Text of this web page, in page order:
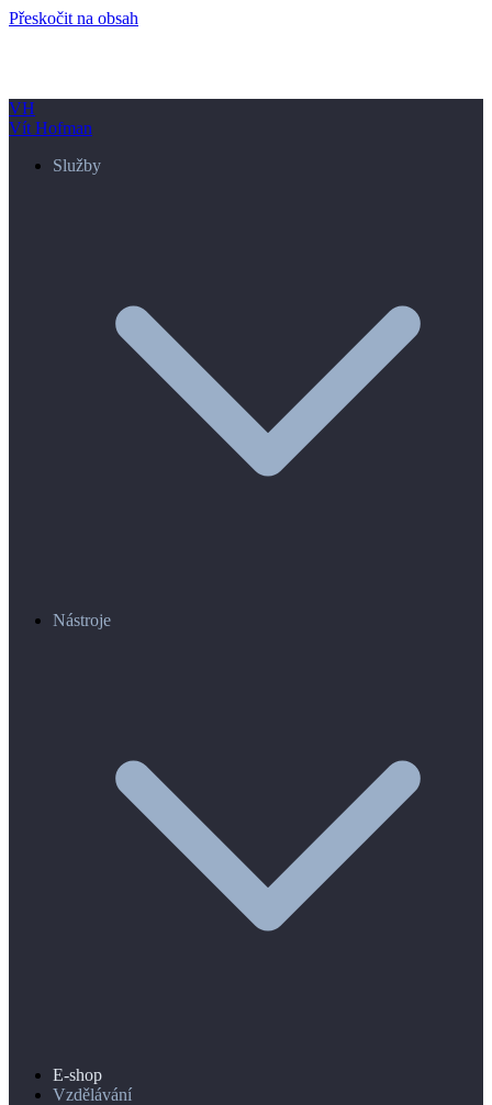
Přeskočit na obsah
VH
Vít Hofman
Služby
Nástroje
E-shop
Vzdělávání